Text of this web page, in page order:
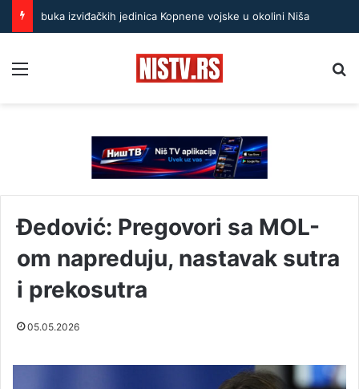
buka izviđačkih jedinica Kopnene vojske u okolini Niša
Đedović: Pregovori sa MOL-
om napreduju, nastavak sutra
i prekosutra
05.05.2026